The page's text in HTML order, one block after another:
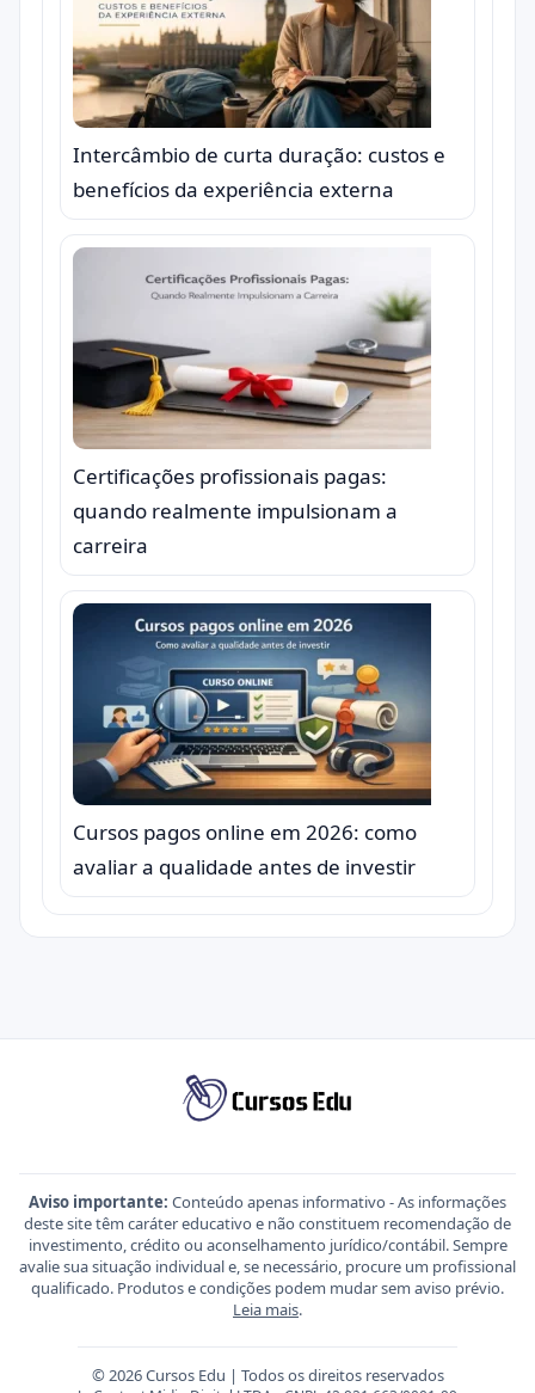
Intercâmbio de curta duração: custos e
benefícios da experiência externa
Certificações profissionais pagas:
quando realmente impulsionam a
carreira
Cursos pagos online em 2026: como
avaliar a qualidade antes de investir
Aviso importante: Conteúdo apenas informativo - As informações
deste site têm caráter educativo e não constituem recomendação de
investimento, crédito ou aconselhamento jurídico/contábil. Sempre
avalie sua situação individual e, se necessário, procure um profissional
qualificado. Produtos e condições podem mudar sem aviso prévio.
Leia mais.
© 2026 Cursos Edu | Todos os direitos reservados